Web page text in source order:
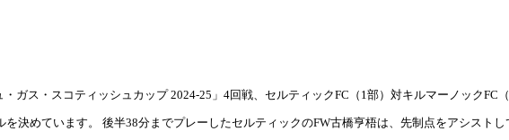
ガス・スコティッシュカップ 2024-25」4回戦、セルティックFC（1部）対キルマーノックFC
決めています。 後半38分までプレーしたセルティックのFW古橋亨梧は、先制点をアシスト